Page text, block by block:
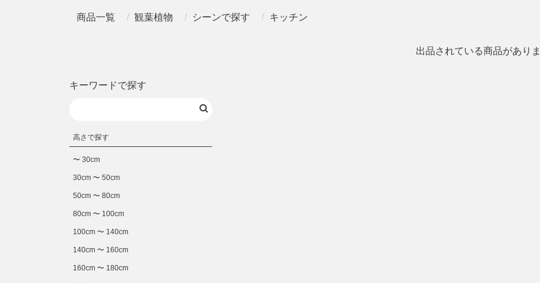
商品一覧 観葉植物 シーンで探す キッチン
出品されている商品があり
キーワードで探す
高さで探す
〜 30cm
30cm 〜 50cm
50cm 〜 80cm
80cm 〜 100cm
100cm 〜 140cm
140cm 〜 160cm
160cm 〜 180cm